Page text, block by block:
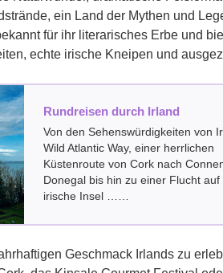
ein Land der Mythen und
für ihr literarisches Erbe und
echte irische Kneipen und
Rundreisen durch Irland
Von den Sehenswürdigkeiten von
Wild Atlantic Way, einer herrlichen
Küstenroute von Cork nach
Donegal bis hin zu einer Flucht auf
irische Insel ……
Geschmack Irlands zu